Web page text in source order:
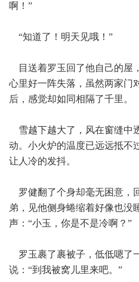
啊！”
“知道了！明天见哦！”
目送着罗玉回了他自己的屋
心里好一阵失落，虽然两家门
后，感觉却如同相隔了千里。
雪越下越大了，风在窗缝中
动。小火炉的温度已远远抵不
让人冷的发抖。
罗健翻了个身却毫无困意，
弟，见他侧身蜷缩着好像也没
声：“小玉，你是不是冷啊？”
罗玉裹了裹被子，低低嗯了
说：“到我被窝儿里来吧。”